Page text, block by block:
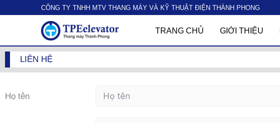
tới
dung
CÔNG TY TNHH MTV THANG MÁY VÀ KỸ THUẬT ĐIỆN THÀNH PHONG
TRANG CHỦ GIỚI THIỆU
LIÊN HỆ
Họ tên